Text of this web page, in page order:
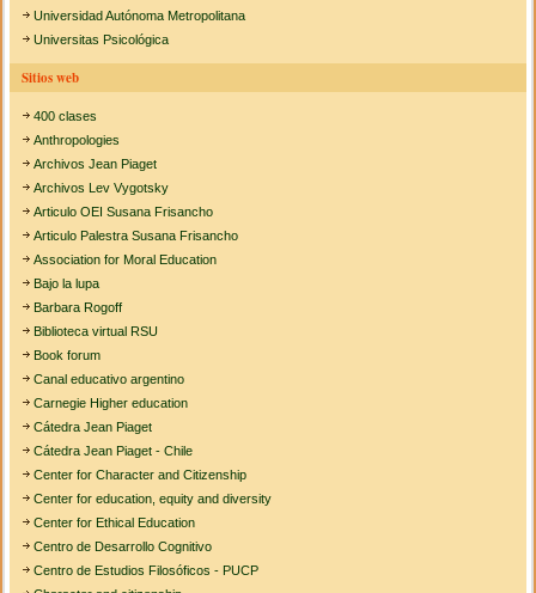
Universidad Autónoma Metropolitana
Universitas Psicológica
Sitios web
400 clases
Anthropologies
Archivos Jean Piaget
Archivos Lev Vygotsky
Articulo OEI Susana Frisancho
Articulo Palestra Susana Frisancho
Association for Moral Education
Bajo la lupa
Barbara Rogoff
Biblioteca virtual RSU
Book forum
Canal educativo argentino
Carnegie Higher education
Cátedra Jean Piaget
Cátedra Jean Piaget - Chile
Center for Character and Citizenship
Center for education, equity and diversity
Center for Ethical Education
Centro de Desarrollo Cognitivo
Centro de Estudios Filosóficos - PUCP